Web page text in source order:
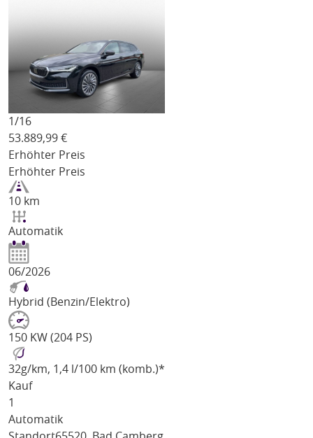
1/16
53.889,99 €
Erhöhter Preis
Erhöhter Preis
10 km
Automatik
06/2026
Hybrid (Benzin/Elektro)
150 KW (204 PS)
32g/km, 1,4 l/100 km (komb.)*
Kauf
1
Automatik